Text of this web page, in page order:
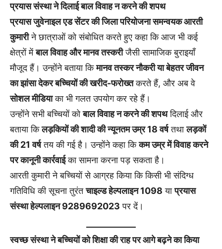
प्रयास संस्था ने दिलाई बाल विवाह न करने की शपथ
प्रयास जुवेनाइल एड सेंटर की जिला परियोजना समन्वयक आरती
कुमारीने छात्राओं को संबोधित करते हुए कहा कि आज भी कई
क्षेत्रों मेंबाल विवाह और मानव तस्करीजैसी सामाजिक बुराइयाँ
मौजूद हैं। उन्होंने बताया किमानव तस्कर नौकरी या बेहतर जीवन
का झांसा देकर बच्चियों की खरीद-फरोख्तकरते हैं, और अब वे
सोशल मीडियाका भी गलत उपयोग कर रहे हैं।
उन्होंने सभी बच्चियों कोबाल विवाह न करने की शपथदिलाई और
बताया किलड़कियों की शादी की न्यूनतम उम्र 18 वर्षतथालड़कों
की 21 वर्षतय की गई है। उन्होंने कहा किकम उम्र में विवाह करने
पर कानूनी कार्रवाईका सामना करना पड़ सकता है।
आरती कुमारी ने बच्चियों से आग्रह किया कि किसी भी संदिग्ध
गतिविधि की सूचना तुरंतचाइल्ड हेल्पलाइन 1098 याप्रयास
संस्था हेल्पलाइन 9289692023 पर दें।
स्वच्छ संस्था ने बच्चियों को शिक्षा की राह पर आगे बढ़ने का किया